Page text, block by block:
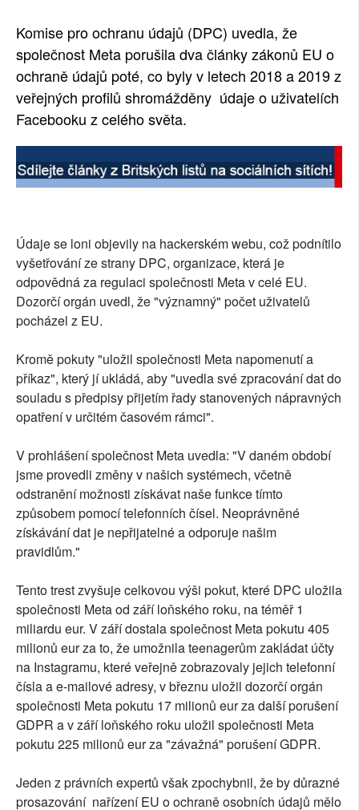
Komise pro ochranu údajů (DPC) uvedla, že
společnost Meta porušila dva články zákonů EU o
ochraně údajů poté, co byly v letech 2018 a 2019 z
veřejných profilů shromážděny údaje o uživatelích
Facebooku z celého světa.
Údaje se loni objevily na hackerském webu, což podnítilo
vyšetřování ze strany DPC, organizace, která je
odpovědná za regulaci společnosti Meta v celé EU.
Dozorčí orgán uvedl, že "významný" počet uživatelů
pocházel z EU.
Kromě pokuty "uložil společnosti Meta napomenutí a
příkaz", který jí ukládá, aby "uvedla své zpracování dat do
souladu s předpisy přijetím řady stanovených nápravných
opatření v určitém časovém rámci".
V prohlášení společnost Meta uvedla: "V daném období
jsme provedli změny v našich systémech, včetně
odstranění možnosti získávat naše funkce tímto
způsobem pomocí telefonních čísel. Neoprávněné
získávání dat je nepřijatelné a odporuje našim
pravidlům."
Tento trest zvyšuje celkovou výši pokut, které DPC uložila
společnosti Meta od září loňského roku, na téměř 1
miliardu eur. V září dostala společnost Meta pokutu 405
milionů eur za to, že umožnila teenagerům zakládat účty
na Instagramu, které veřejně zobrazovaly jejich telefonní
čísla a e-mailové adresy, v březnu uložil dozorčí orgán
společnosti Meta pokutu 17 milionů eur za další porušení
GDPR a v září loňského roku uložil společnosti Meta
pokutu 225 milionů eur za "závažná" porušení GDPR.
Jeden z právních expertů však zpochybnil, že by důrazné
prosazování nařízení EU o ochraně osobních údajů mělo